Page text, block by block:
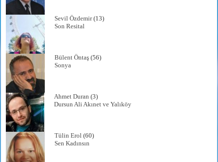
Sevil Özdemir(13)
Son Resital
Bülent Öntaş (56)
Sonya
Ahmet Duran (3)
Dursun Ali Akınet ve Yalıköy
Tülin Erol (60)
Sen Kadınsın